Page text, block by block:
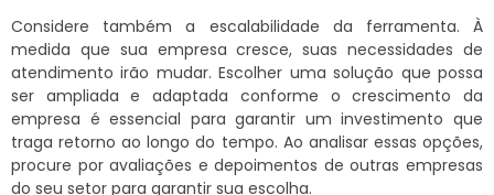
Considere também a escalabilidade da ferramenta. À
medida que sua empresa cresce, suas necessidades de
atendimento irão mudar. Escolher uma solução que possa
ser ampliada e adaptada conforme o crescimento da
empresa é essencial para garantir um investimento que
traga retorno ao longo do tempo. Ao analisar essas opções,
procure por avaliações e depoimentos de outras empresas
do seu setor para garantir sua escolha.